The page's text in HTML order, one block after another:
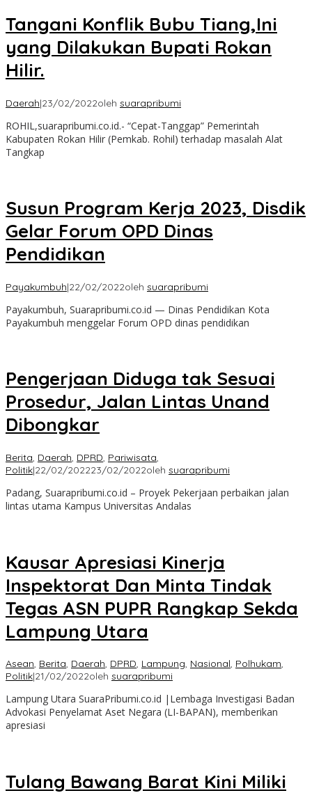
Tangani Konflik Bubu Tiang,Ini
yang Dilakukan Bupati Rokan
Hilir.
Daerah|23/02/2022oleh suarapribumi
ROHIL,suarapribumi.co.id.- “Cepat-Tanggap” Pemerintah
Kabupaten Rokan Hilir (Pemkab. Rohil) terhadap masalah Alat
Tangkap
Susun Program Kerja 2023, Disdik
Gelar Forum OPD Dinas
Pendidikan
Payakumbuh|22/02/2022oleh suarapribumi
Payakumbuh, Suarapribumi.co.id — Dinas Pendidikan Kota
Payakumbuh menggelar Forum OPD dinas pendidikan
Pengerjaan Diduga tak Sesuai
Prosedur, Jalan Lintas Unand
Dibongkar
Berita, Daerah, DPRD, Pariwisata,
Politik|22/02/202223/02/2022oleh suarapribumi
Padang, Suarapribumi.co.id – Proyek Pekerjaan perbaikan jalan
lintas utama Kampus Universitas Andalas
Kausar Apresiasi Kinerja
Inspektorat Dan Minta Tindak
Tegas ASN PUPR Rangkap Sekda
Lampung Utara
Asean, Berita, Daerah, DPRD, Lampung, Nasional, Polhukam,
Politik|21/02/2022oleh suarapribumi
Lampung Utara SuaraPribumi.co.id |Lembaga Investigasi Badan
Advokasi Penyelamat Aset Negara (LI-BAPAN), memberikan
apresiasi
Tulang Bawang Barat Kini Miliki